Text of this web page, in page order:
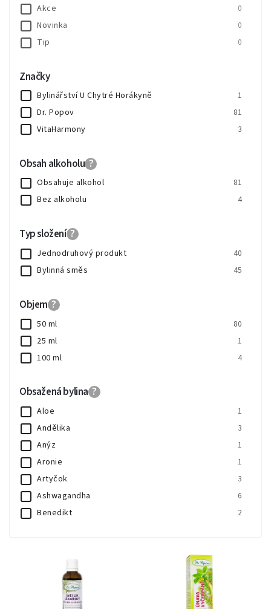
Akce 0
Novinka 0
Tip 0
Značky
Bylinářství U Chytré Horákyně 1
Dr. Popov 81
VitaHarmony 3
Obsah alkoholu ?
Obsahuje alkohol 81
Bez alkoholu 4
Typ složení ?
Jednodruhový produkt 40
Bylinná směs 45
Objem ?
50 ml 80
25 ml 1
100 ml 4
Obsažená bylina ?
Aloe 1
Andělika 3
Anýz 1
Aronie 1
Artyčok 3
Ashwagandha 6
Benedikt 2
Čekanka
Černý bez